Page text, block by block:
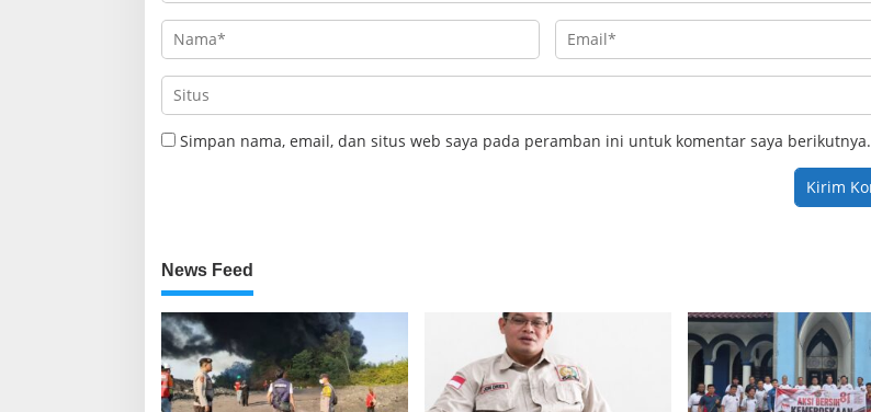
Simpan nama, email, dan situs web saya pada peramban ini untuk komentar saya berikutnya.
News Feed